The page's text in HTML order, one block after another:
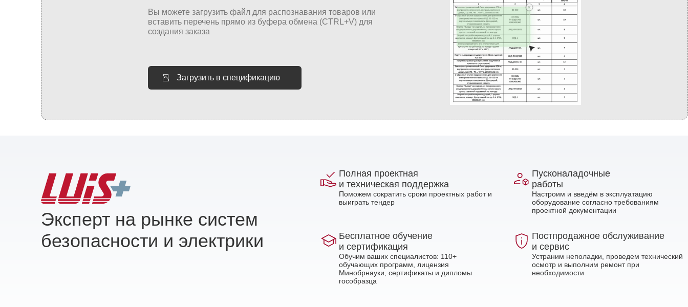
Загрузить в спецификацию
Эксперт на рынке систем
безопасности и электрики
Полная проектная
и техническая поддержка
Поможем сократить сроки проектных работ и
выиграть тендер
Пусконаладочные
работы
Настроим и введём в эксплуатацию
оборудование согласно требованиям
проектной документации
Бесплатное обучение
и сертификация
Обучим ваших специалистов: 110+
обучающих программ, лицензия
Минобрнауки, сертификаты и дипломы
гособразца
Постпродажное обслуживание
и сервис
Устраним неполадки, проведем технический
осмотр и выполним ремонт при
необходимости